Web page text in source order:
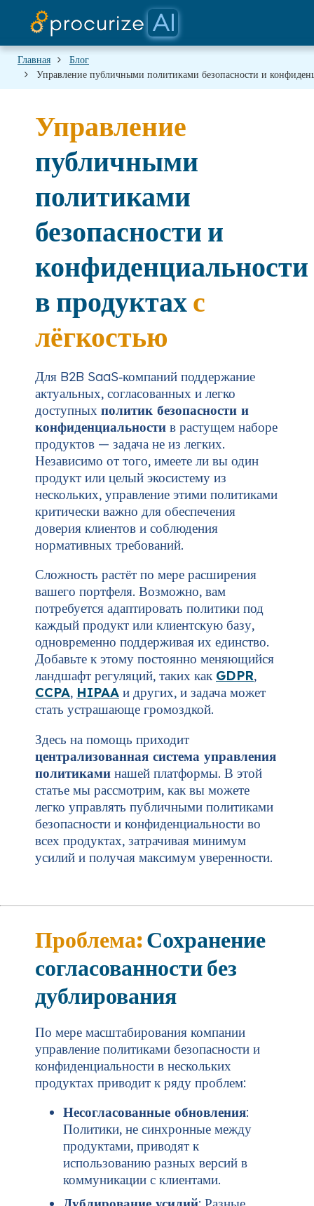
Главная
Блог
Управление публичными политиками безопасности и
Управление
публичными
политиками
безопасности и
конфиденциальности
в продуктахс
лёгкостью
Для B2B SaaS‑компаний поддержание
актуальных, согласованных и легко
доступных политик безопасности и
конфиденциальности в растущем наборе
продуктов — задача не из легких.
Независимо от того, имеете ли вы один
продукт или целый экосистему из
нескольких, управление этими политиками
критически важно для обеспечения
доверия клиентов и соблюдения
нормативных требований.
Сложность растёт по мере расширения
вашего портфеля. Возможно, вам
потребуется адаптировать политики под
каждый продукт или клиентскую базу,
одновременно поддерживая их единство.
Добавьте к этому постоянно меняющийся
ландшафт регуляций, таких как GDPR,
CCPA, HIPAA и других, и задача может
стать устрашающе громоздкой.
Здесь на помощь приходит
централизованная система управления
политиками нашей платформы. В этой
статье мы рассмотрим, как вы можете
легко управлять публичными политиками
безопасности и конфиденциальности во
всех продуктах, затрачивая минимум
усилий и получая максимум уверенности.
Проблема:Сохранение
согласованности без
дублирования
По мере масштабирования компании
управление политиками безопасности и
конфиденциальности в нескольких
продуктах приводит к ряду проблем:
Несогласованные обновления:
Политики, не синхронные между
продуктами, приводят к
использованию разных версий в
коммуникации с клиентами.